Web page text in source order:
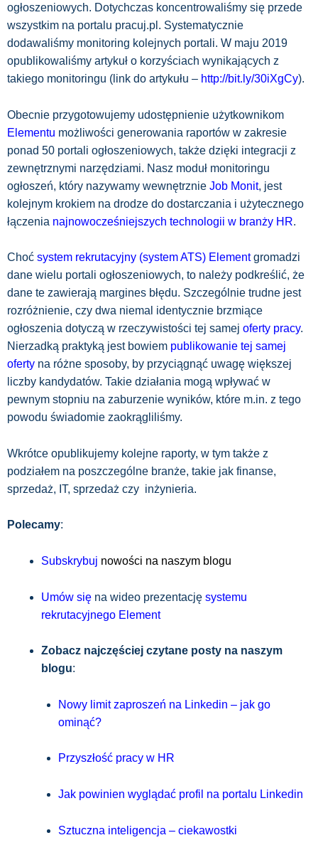
ogłoszeniowych. Dotychczas koncentrowaliśmy się przede
wszystkim na portalu pracuj.pl. Systematycznie
dodawaliśmy monitoring kolejnych portali. W maju 2019
opublikowaliśmy artykuł o korzyściach wynikających z
takiego monitoringu (link do artykułu – http://bit.ly/30iXgCy).
Obecnie przygotowujemy udostępnienie użytkownikom
Elementu możliwości generowania raportów w zakresie
ponad 50 portali ogłoszeniowych, także dzięki integracji z
zewnętrznymi narzędziami. Nasz moduł monitoringu
ogłoszeń, który nazywamy wewnętrznie Job Monit, jest
kolejnym krokiem na drodze do dostarczania i użytecznego
łączenia najnowocześniejszych technologii w branży HR.
Choć system rekrutacyjny (system ATS) Elementgromadzi
dane wielu portali ogłoszeniowych, to należy podkreślić, że
dane te zawierają margines błędu. Szczególnie trudne jest
rozróżnienie, czy dwa niemal identycznie brzmiące
ogłoszenia dotyczą w rzeczywistości tej samej oferty pracy.
Nierzadką praktyką jest bowiem publikowanie tej samej
oferty na różne sposoby, by przyciągnąć uwagę większej
liczby kandydatów. Takie działania mogą wpływać w
pewnym stopniu na zaburzenie wyników, które m.in. z tego
powodu świadomie zaokrągliliśmy.
Wkrótce opublikujemy kolejne raporty, w tym także z
podziałem na poszczególne branże, takie jak finanse,
sprzedaż, IT, sprzedaż czy inżynieria.
Polecamy:
Subskrybuj nowości na naszym blogu
Umów się na wideo prezentację systemu
rekrutacyjnego Element
Zobacz najczęściej czytane posty na naszym
blogu:
Nowy limit zaproszeń na Linkedin – jak go
ominąć?
Przyszłość pracy w HR
Jak powinien wyglądać profil na portalu Linkedin
Sztuczna inteligencja – ciekawostki